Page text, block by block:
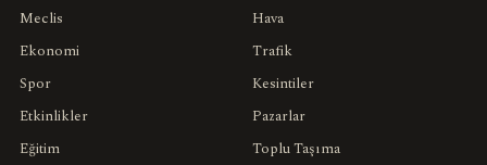
Meclis
Ekonomi
Spor
Etkinlikler
Eğitim
Hava
Trafik
Kesintiler
Pazarlar
Toplu Taşıma